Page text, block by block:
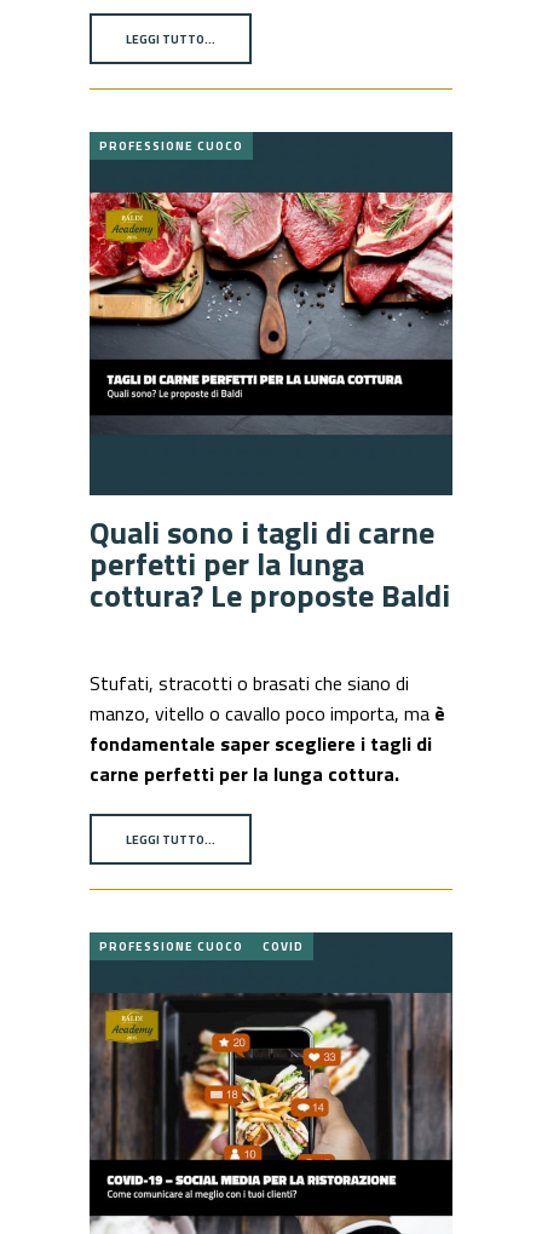
LEGGI TUTTO…
PROFESSIONE CUOCO
Quali sono i tagli di carne
perfetti per la lunga
cottura? Le proposte Baldi
Stufati, stracotti o brasati che siano di
manzo, vitello o cavallo poco importa, ma è
fondamentale saper scegliere i tagli di
carne perfetti per la lunga cottura.
LEGGI TUTTO…
PROFESSIONE CUOCO COVID